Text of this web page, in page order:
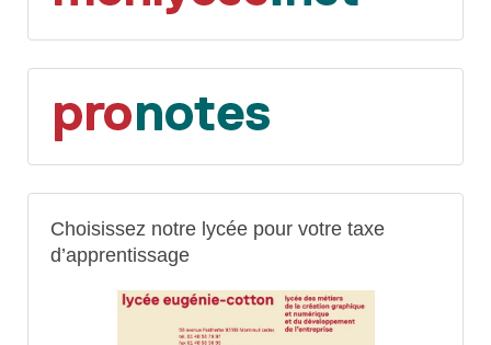
Choisissez notre lycée pour votre taxe
d’apprentissage